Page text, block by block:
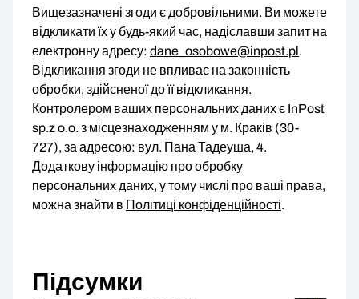
Вищезазначені згоди є добровільними. Ви можете
відкликати їх у будь-який час, надіславши запит на
електронну адресу: dane_osobowe@inpost.pl.
Відкликання згоди не впливає на законність
обробки, здійсненої до її відкликання.
Контролером ваших персональних даних є InPost
sp.z o.o. з місцезнаходженням у м. Краків (30-
727), за адресою: вул. Пана Тадеуша, 4.
Додаткову інформацію про обробку
персональних даних, у тому числі про ваші права,
можна знайти в Політиці конфіденційності.
Підсумки